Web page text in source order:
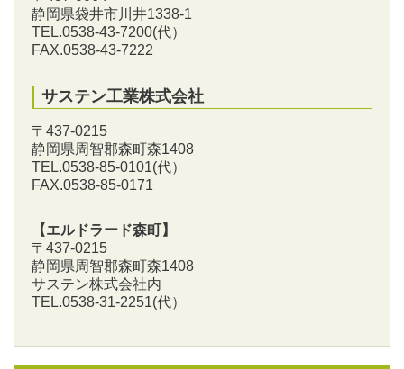
静岡県袋井市川井1338-1
TEL.0538-43-7200(代）
FAX.0538-43-7222
サステン工業株式会社
〒437-0215
静岡県周智郡森町森1408
TEL.0538-85-0101(代）
FAX.0538-85-0171
【エルドラード森町】
〒437-0215
静岡県周智郡森町森1408
サステン株式会社内
TEL.0538-31-2251(代）